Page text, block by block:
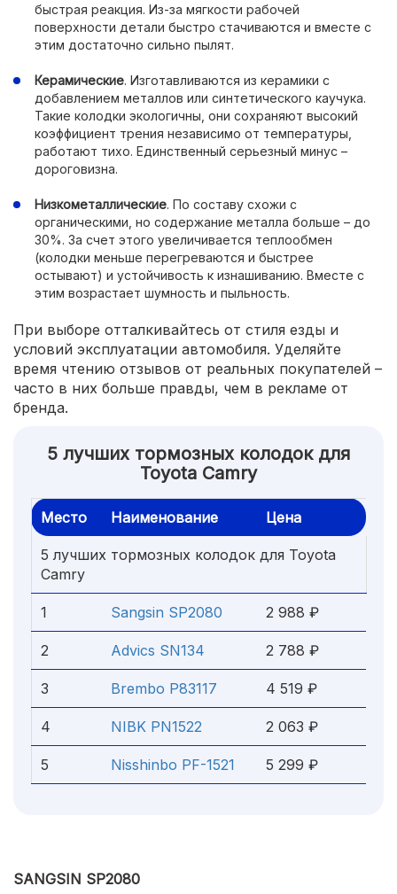
быстрая реакция. Из-за мягкости рабочей
поверхности детали быстро стачиваются и вместе с
этим достаточно сильно пылят.
Керамические. Изготавливаются из керамики с
добавлением металлов или синтетического каучука.
Такие колодки экологичны, они сохраняют высокий
коэффициент трения независимо от температуры,
работают тихо. Единственный серьезный минус –
дороговизна.
Низкометаллические. По составу схожи с
органическими, но содержание металла больше – до
30%. За счет этого увеличивается теплообмен
(колодки меньше перегреваются и быстрее
остывают) и устойчивость к изнашиванию. Вместе с
этим возрастает шумность и пыльность.
При выборе отталкивайтесь от стиля езды и
условий эксплуатации автомобиля. Уделяйте
время чтению отзывов от реальных покупателей –
часто в них больше правды, чем в рекламе от
бренда.
5 лучших тормозных колодок для
Toyota Camry
Место Наименование Цена
5 лучших тормозных колодок для Toyota
Camry
1 Sangsin SP2080 2 988 ₽
2 Advics SN134 2 788 ₽
3 Brembo P83117 4 519 ₽
4 NIBK PN1522 2 063 ₽
5 Nisshinbo PF-1521 5 299 ₽
SANGSIN SP2080